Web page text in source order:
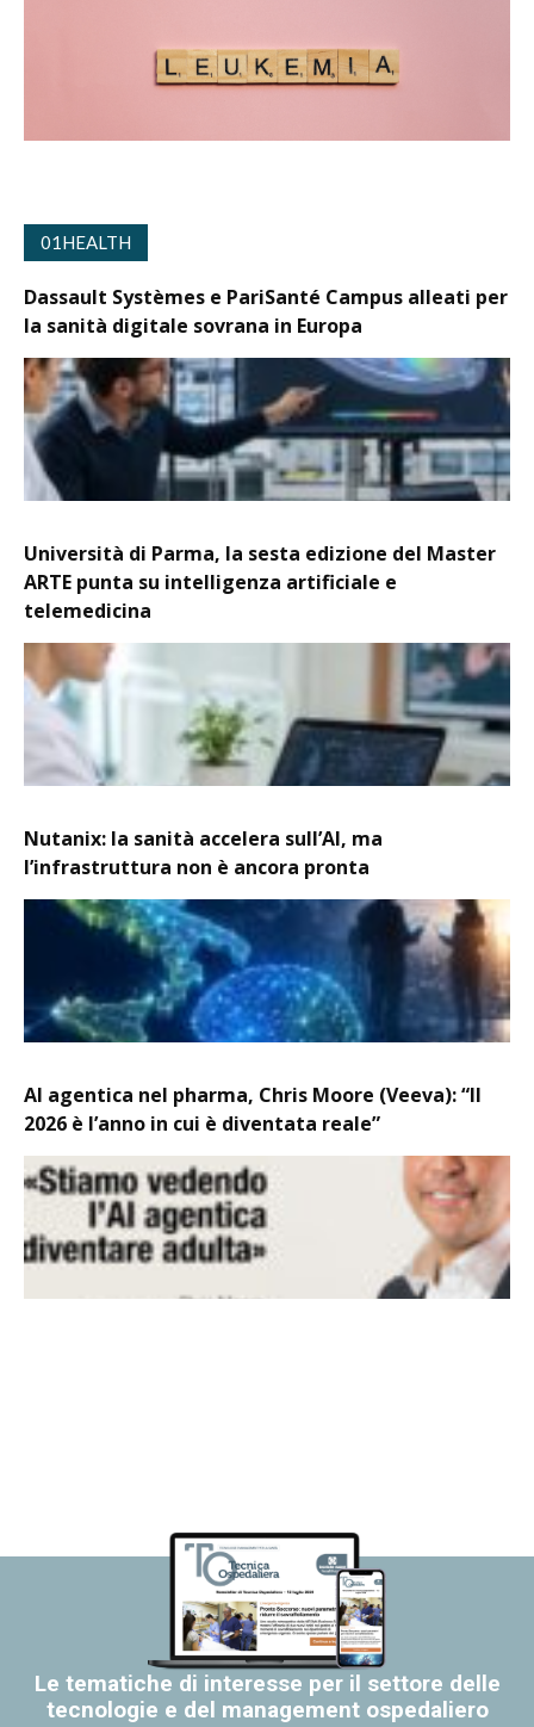
01HEALTH
Dassault Systèmes e PariSanté Campus alleati per
la sanità digitale sovrana in Europa
Università di Parma, la sesta edizione del Master
ARTE punta su intelligenza artificiale e
telemedicina
Nutanix: la sanità accelera sull’AI, ma
l’infrastruttura non è ancora pronta
AI agentica nel pharma, Chris Moore (Veeva): “Il
2026 è l’anno in cui è diventata reale”
Le tematiche di interesse per il settore delle
tecnologie e del management ospedaliero